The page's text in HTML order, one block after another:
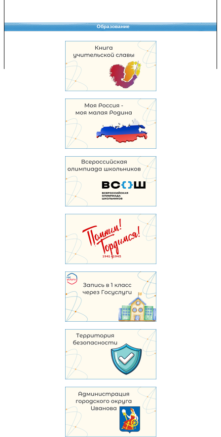
Образование
Copyright © 2008-2026 Управление образования
Перепечатка и использование материалов возможны только с разрешения
Управления образования.
103,964,597 уникальных посетителей